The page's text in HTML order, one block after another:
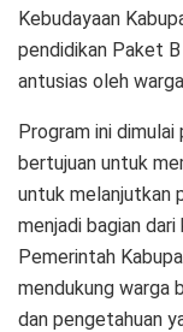
Kebudayaan
pendidikan Paket
antusias oleh
Program ini dimulai
bertujuan untuk
untuk melanjutkan
menjadi bagian
Pemerintah
mendukung warga
dan pengetahuan